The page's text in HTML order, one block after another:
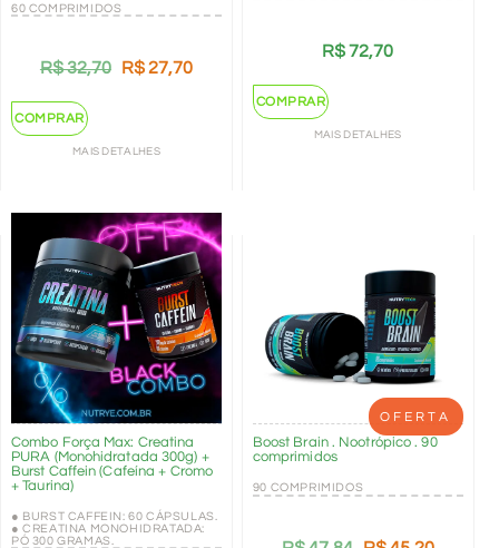
60 COMPRIMIDOS
R$32,70 R$27,70
COMPRAR
MAIS DETALHES
R$72,70
COMPRAR
MAIS DETALHES
Combo Força Max: Creatina
PURA (Monohidratada 300g) +
Burst Caffein (Cafeína + Cromo
+ Taurina)
● BURST CAFFEIN: 60 CÁPSULAS.
● CREATINA MONOHIDRATADA:
PÓ 300 GRAMAS.
OFERTA
Boost Brain . Nootrópico . 90
comprimidos
90 COMPRIMIDOS